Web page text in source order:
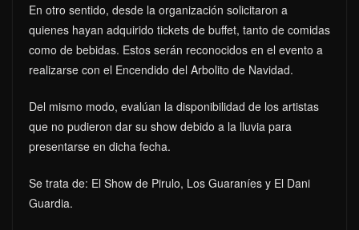
En otro sentido, desde la organización solicitaron a
quienes hayan adquirido tickets de buffet, tanto de comidas
como de bebidas. Estos serán reconocidos en el evento a
realizarse con el Encendido del Arbolito de Navidad.
Del mismo modo, evalúan la disponibilidad de los artistas
que no pudieron dar su show debido a la lluvia para
presentarse en dicha fecha.
Se trata de: El Show de Pirulo, Los Guaraníes y El Dani
Guardia.